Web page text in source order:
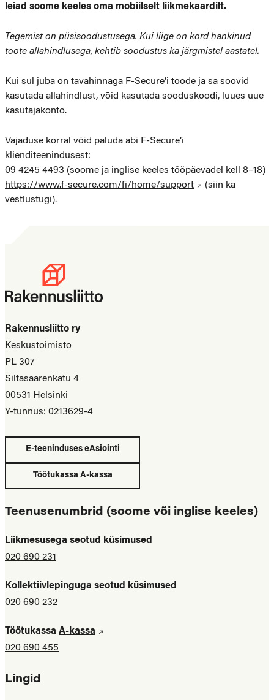
leiad soome keeles oma mobiilselt liikmekaardilt.
Tegemist on püsisoodustusega. Kui liige on kord hankinud
toote allahindlusega, kehtib soodustus ka järgmistel aastatel.
Kui sul juba on tavahinnaga F-Secure’i toode ja sa soovid
kasutada allahindlust, võid kasutada sooduskoodi, luues uue
kasutajakonto.
Vajaduse korral võid paluda abi F-Secure’i
klienditeenindusest:
09 4245 4493 (soome ja inglise keeles tööpäevadel kell 8–18)
https://www.f-secure.com/fi/home/support
(siin ka
vestlustugi).
Rakennusliitto ry
Keskustoimisto
PL 307
Siltasaarenkatu 4
00531 Helsinki
Y-tunnus: 0213629-4
E-teeninduses eAsiointi
Töötukassa A-kassa
Teenusenumbrid (soome või inglise keeles)
Liikmesusega seotud küsimused
020 690 231
Kollektiivlepinguga seotud küsimused
020 690 232
Töötukassa A-kassa
020 690 455
Lingid